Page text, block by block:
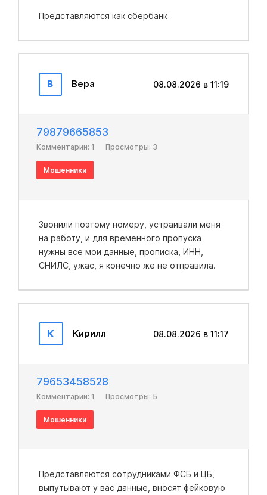
Представляются как сбербанк
В Вера 08.08.2026 в 11:19
79879665853
Комментарии: 1 Просмотры: 3
Мошенники
Звонили поэтому номеру, устраивали меня
на работу, и для временного пропуска
нужны все мои данные, прописка, ИНН,
СНИЛС, ужас, я конечно же не отправила.
К Кирилл 08.08.2026 в 11:17
79653458528
Комментарии: 1 Просмотры: 5
Мошенники
Представляются coтрудниками ФCБ и ЦБ,
выпутывают у вас данные, вносят фейковую